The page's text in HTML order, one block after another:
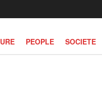
PEOPLE SOCIETE